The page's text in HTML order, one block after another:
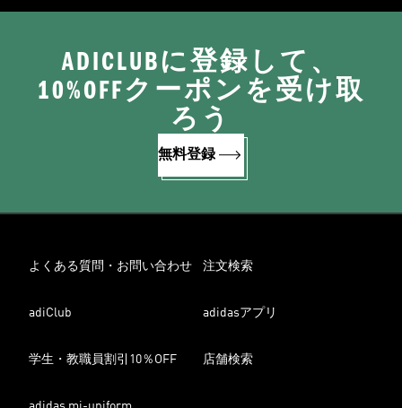
ADICLUBに登録して、
10%OFFクーポンを受け取
ろう
無料登録
よくある質問・お問い合わせ 注文検索
adiClub adidasアプリ
学生・教職員割引10％OFF 店舗検索